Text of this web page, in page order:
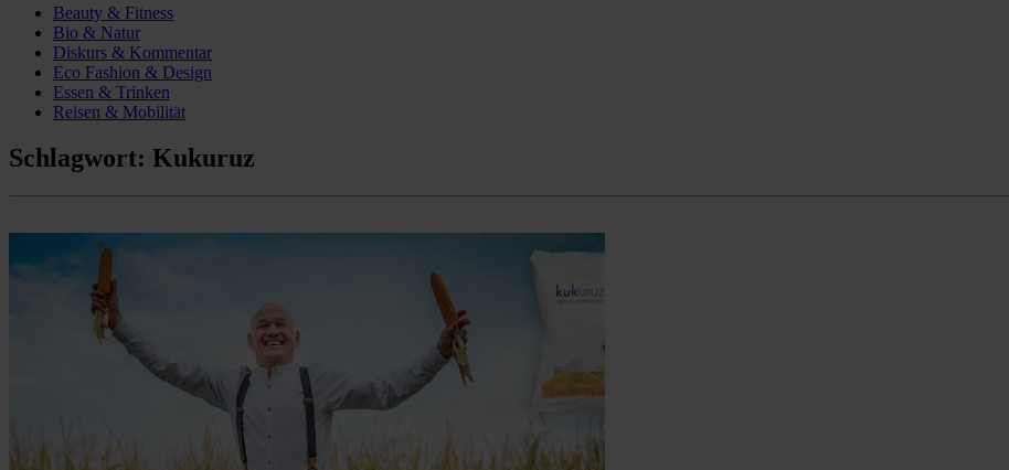
Beauty & Fitness
Bio & Natur
Diskurs & Kommentar
Eco Fashion & Design
Essen & Trinken
Reisen & Mobilität
Schlagwort: Kukuruz